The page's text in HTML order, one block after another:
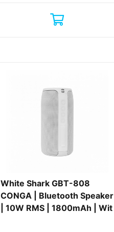
White Shark GBT-808
CONGA | Bluetooth Speaker
| 10W RMS | 1800mAh | Wit